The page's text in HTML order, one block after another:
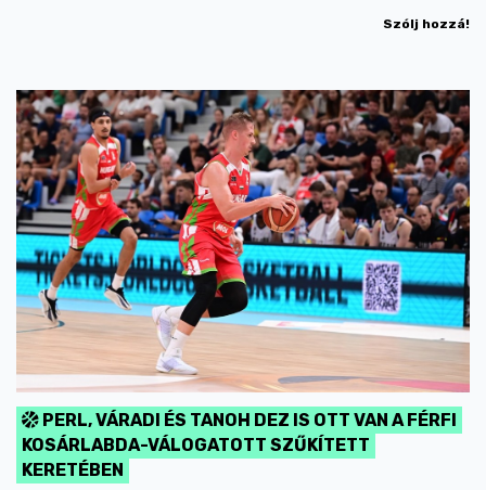
Szólj hozzá!
PERL, VÁRADI ÉS TANOH DEZ IS OTT VAN A FÉRFI
KOSÁRLABDA-VÁLOGATOTT SZŰKÍTETT
KERETÉBEN